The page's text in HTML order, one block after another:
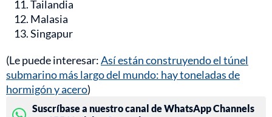
Tailandia
Malasia
Singapur
(Le puede interesar:Así están construyendo el túnel
submarino más largo del mundo: hay toneladas de
hormigón y acero)
Suscríbase a nuestro canal de WhatsApp Channels